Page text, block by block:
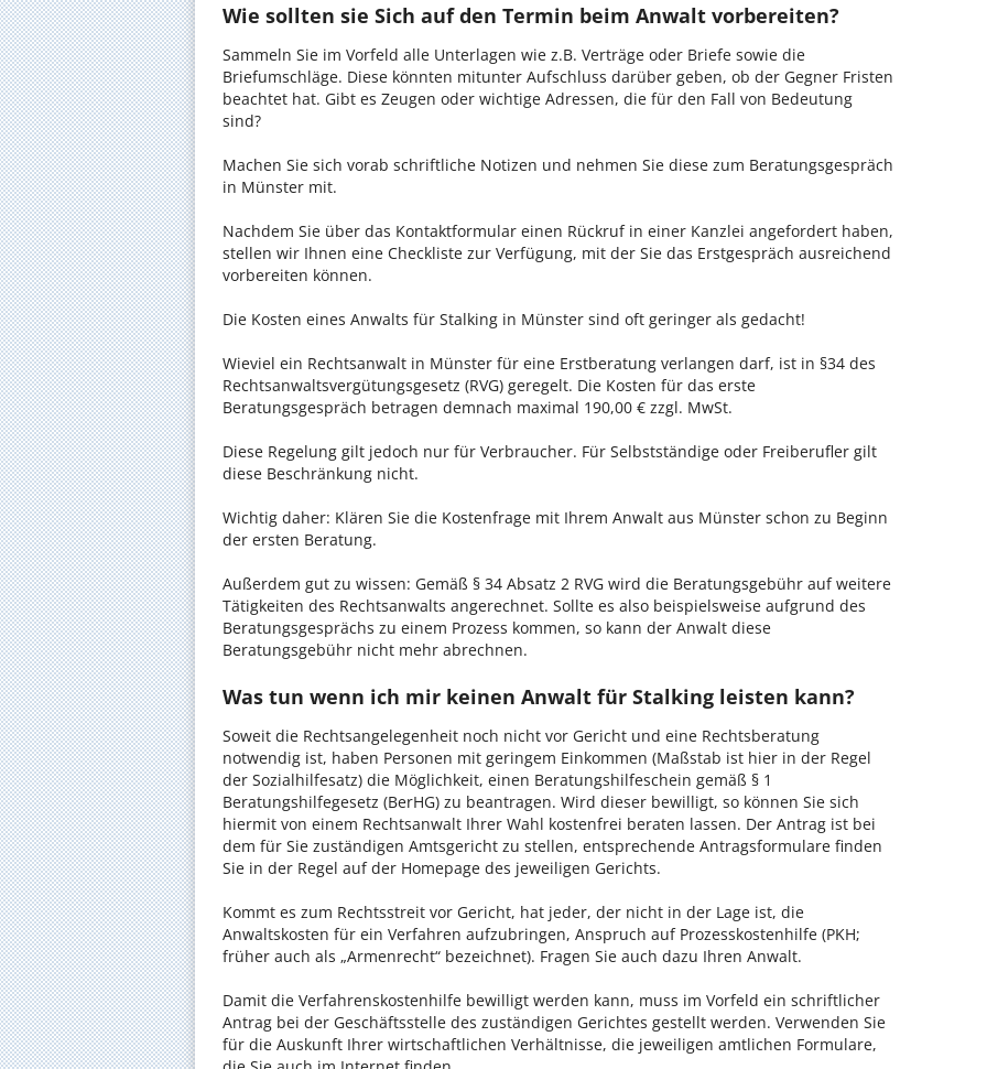
Wie sollten sie Sich auf den Termin beim Anwalt vorbereiten?
Sammeln Sie im Vorfeld alle Unterlagen wie z.B. Verträge oder Briefe sowie die
Briefumschläge. Diese könnten mitunter Aufschluss darüber geben, ob der Gegner Fristen
beachtet hat. Gibt es Zeugen oder wichtige Adressen, die für den Fall von Bedeutung
sind?
Machen Sie sich vorab schriftliche Notizen und nehmen Sie diese zum Beratungsgespräch
in Münster mit.
Nachdem Sie über das Kontaktformular einen Rückruf in einer Kanzlei angefordert haben,
stellen wir Ihnen eine Checkliste zur Verfügung, mit der Sie das Erstgespräch ausreichend
vorbereiten können.
Die Kosten eines Anwalts für Stalking in Münster sind oft geringer als gedacht!
Wieviel ein Rechtsanwalt in Münster für eine Erstberatung verlangen darf, ist in §34 des
Rechtsanwaltsvergütungsgesetz (RVG) geregelt. Die Kosten für das erste
Beratungsgespräch betragen demnach maximal 190,00 € zzgl. MwSt.
Diese Regelung gilt jedoch nur für Verbraucher. Für Selbstständige oder Freiberufler gilt
diese Beschränkung nicht.
Wichtig daher: Klären Sie die Kostenfrage mit Ihrem Anwalt aus Münster schon zu Beginn
der ersten Beratung.
Außerdem gut zu wissen: Gemäß § 34 Absatz 2 RVG wird die Beratungsgebühr auf weitere
Tätigkeiten des Rechtsanwalts angerechnet. Sollte es also beispielsweise aufgrund des
Beratungsgesprächs zu einem Prozess kommen, so kann der Anwalt diese
Beratungsgebühr nicht mehr abrechnen.
Was tun wenn ich mir keinen Anwalt für Stalking leisten kann?
Soweit die Rechtsangelegenheit noch nicht vor Gericht und eine Rechtsberatung
notwendig ist, haben Personen mit geringem Einkommen (Maßstab ist hier in der Regel
der Sozialhilfesatz) die Möglichkeit, einen Beratungshilfeschein gemäß § 1
Beratungshilfegesetz (BerHG) zu beantragen. Wird dieser bewilligt, so können Sie sich
hiermit von einem Rechtsanwalt Ihrer Wahl kostenfrei beraten lassen. Der Antrag ist bei
dem für Sie zuständigen Amtsgericht zu stellen, entsprechende Antragsformulare finden
Sie in der Regel auf der Homepage des jeweiligen Gerichts.
Kommt es zum Rechtsstreit vor Gericht, hat jeder, der nicht in der Lage ist, die
Anwaltskosten für ein Verfahren aufzubringen, Anspruch auf Prozesskostenhilfe (PKH;
früher auch als „Armenrecht“ bezeichnet). Fragen Sie auch dazu Ihren Anwalt.
Damit die Verfahrenskostenhilfe bewilligt werden kann, muss im Vorfeld ein schriftlicher
Antrag bei der Geschäftsstelle des zuständigen Gerichtes gestellt werden. Verwenden Sie
für die Auskunft Ihrer wirtschaftlichen Verhältnisse, die jeweiligen amtlichen Formulare,